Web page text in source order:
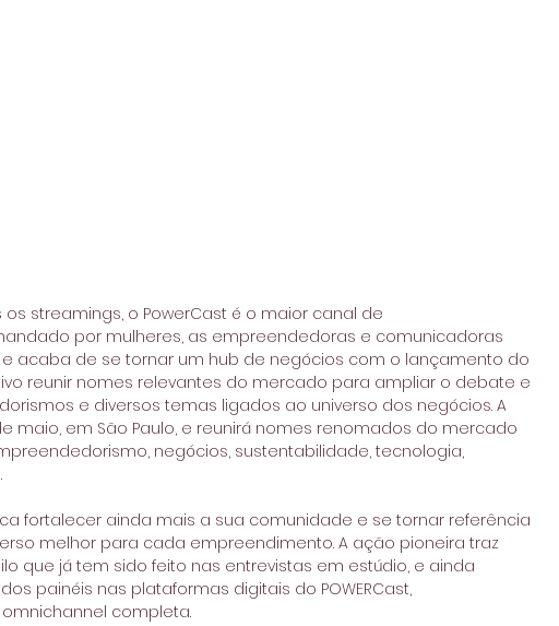
streamings, o PowerCast é o maior canal de
por mulheres, as empreendedoras e comunicadoras
e acaba de se tornar um hub de negócios com o lançamento do
reunir nomes relevantes do mercado para ampliar o debate e
e diversos temas ligados ao universo dos negócios. A
maio, em São Paulo, e reunirá nomes renomados do mercado
negócios, sustentabilidade, tecnologia,
fortalecer ainda mais a sua comunidade e se tornar referência
melhor para cada empreendimento. A ação pioneira traz
que já tem sido feito nas entrevistas em estúdio, e ainda
painéis nas plataformas digitais do POWERCast,
completa.